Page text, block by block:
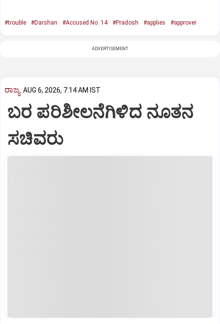
#trouble #Darshan #Accused No. 14 #Pradosh #applies #approver
ADVERTISEMENT
ರಾಜ್ಯ AUG 6, 2026, 7:14 AM IST
ಬರ ಪರಿಶೀಲನೆಗಿಳಿದ ನೂತನ
ಸಚಿವರು